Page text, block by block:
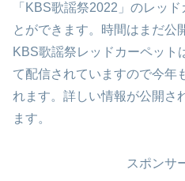
「KBS歌謡祭2022」のレッ
とができます。時間はまだ公
KBS歌謡祭レッドカーペット
て配信されていますので今年
れます。詳しい情報が公開さ
ます。
スポンサ